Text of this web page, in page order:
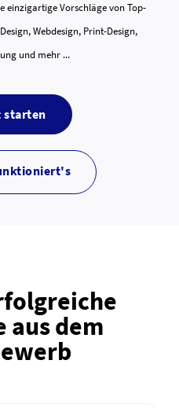
einzigartige Vorschläge von Top-
Webdesign, Print-Design,
und mehr ...
starten
aus dem